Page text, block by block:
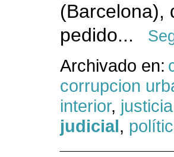
(Barcelona),
pedido...
Archivado en:
corrupcion
interior, justicia
judicial,